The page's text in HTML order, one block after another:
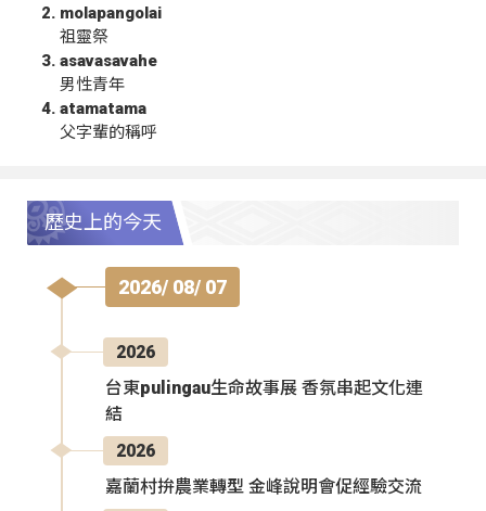
molapangolai
祖靈祭
asavasavahe
男性青年
atamatama
父字輩的稱呼
歷史上的今天
2026/ 08/ 07
2026
台東pulingau生命故事展 香氛串起文化連
結
2026
嘉蘭村拚農業轉型 金峰說明會促經驗交流